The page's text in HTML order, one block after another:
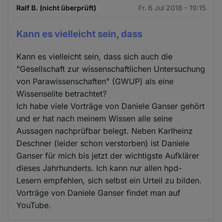
Ralf B. (nicht überprüft) Fr. 6 Jul 2018 - 19:15
Kann es vielleicht sein, dass
Kann es vielleicht sein, dass sich auch die
"Gesellschaft zur wissenschaftlichen Untersuchung
von Parawissenschaften" (GWUP) als eine
Wissenselite betrachtet?
Ich habe viele Vorträge von Daniele Ganser gehört
und er hat nach meinem Wissen alle seine
Aussagen nachprüfbar belegt. Neben Karlheinz
Deschner (leider schon verstorben) ist Daniele
Ganser für mich bis jetzt der wichtigste Aufklärer
dieses Jahrhunderts. Ich kann nur allen hpd-
Lesern empfehlen, sich selbst ein Urteil zu bilden.
Vorträge von Daniele Ganser findet man auf
YouTube.